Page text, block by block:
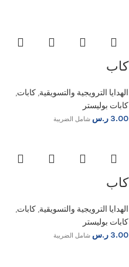
كاب
الهدايا الترويجية والتسويقية, كابات,
كابات بوليستر
3.00 ر.س شامل الضريبة
كاب
الهدايا الترويجية والتسويقية, كابات,
كابات بوليستر
3.00 ر.س شامل الضريبة